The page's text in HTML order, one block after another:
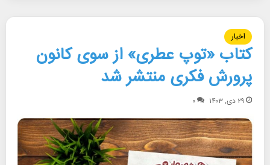
اخبار
کتاب «توپ عطری» از سوی کانون
پرورش فکری منتشر شد
۲۹ دی, ۱۴۰۳ ۰